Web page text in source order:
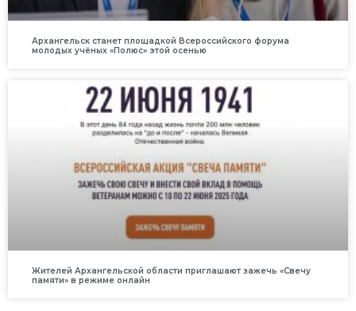
Архангельск станет площадкой Всероссийского форума
молодых учёных «Полюс» этой осенью
Жителей Архангельской области приглашают зажечь «Свечу
памяти» в режиме онлайн